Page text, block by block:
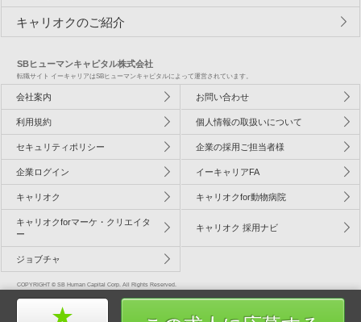
キャリオクのご紹介
SBヒューマンキャピタル株式会社
転職サイト イーキャリアはSBヒューマンキャピタルによって運営されています。
会社案内 お問い合わせ
利用規約 個人情報の取扱いについて
セキュリティポリシー 企業の採用ご担当者様
企業ログイン イーキャリアFA
キャリオク キャリオクfor動物病院
キャリオクforマーケ・クリエイタ
ー
キャリオク 採用ナビ
ジョブチャ
COPYRIGHT © SB Human Capital Corp. All Rights Reserved.